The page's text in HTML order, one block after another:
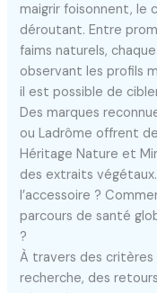
maigrir foisonnent, le
déroutant. Entre
faims naturels,
observant les profils
il est possible de
Des marques
ou Ladrôme offrent
Héritage Nature et
des extraits
l’accessoire ?
parcours de santé
?
À travers des critères
recherche, des